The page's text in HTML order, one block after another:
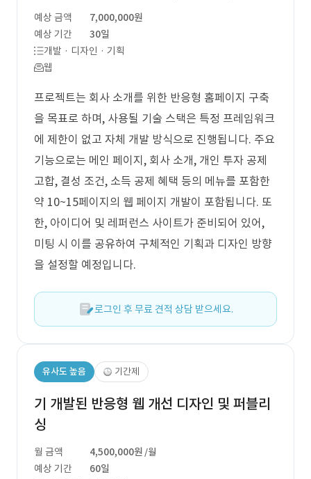
예상 금액
7,000,000원
예상 기간
30일
개발 · 디자인 · 기획
웹
프로젝트는 회사 소개를 위한 반응형 홈페이지 구축
을 목표로 하며, 사용될 기술 스택은 특정 프레임워크
에 제한이 없고 자체 개발 방식으로 진행됩니다. 주요
기능으로는 메인 페이지, 회사 소개, 개인 투자 공제
고합, 결성 조건, 소득 공제 혜택 등의 메뉴를 포함한
약 10~15페이지의 웹 페이지 개발이 포함됩니다. 또
한, 아이디어 및 레퍼런스 사이트가 준비되어 있어,
미팅 시 이를 공유하여 구체적인 기획과 디자인 방향
을 설정할 예정입니다.
로그인 후 무료 견적 상담 받으세요.
유사도 높음 기간제
기 개발된 반응형 웹 개선 디자인 및 퍼블리
싱
월 금액 4,500,000원 /월
예상 기간
60일